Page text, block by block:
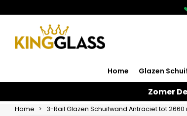
Home Glazen
Zomer
Home 3-Rail Glazen Schuifwand Antraciet tot